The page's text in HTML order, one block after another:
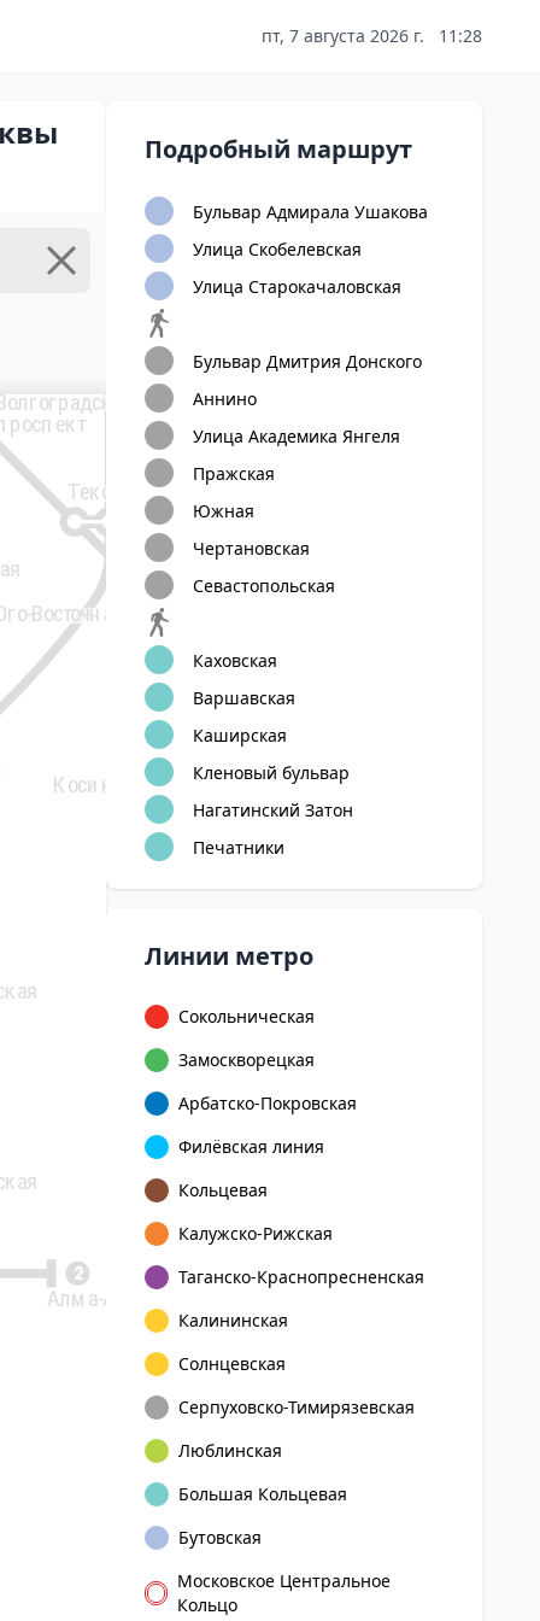
пт, 7 августа 2026 г. 11:28
2
15
15
Новохохловская
Текстильщики
Кузьминки
Рязанский
проспект
Выхино
Лермонтовский
проспект
Жулебино
Алма-Атинская
Дмитриевского
Лухмановская
Некрасовка
Косино
Волгоградский
Восточная
Окская
Стахановская
Подробный маршрут
Бульвар Адмирала Ушакова
Улица Скобелевская
Улица Старокачаловская
Бульвар Дмитрия Донского
Аннино
Улица Академика Янгеля
Пражская
Южная
Чертановская
Севастопольская
Каховская
Варшавская
Каширская
Кленовый бульвар
Нагатинский Затон
Печатники
Линии метро
Сокольническая
Замоскворецкая
Арбатско-Покровская
Филёвская линия
Кольцевая
Калужско-Рижская
Таганско-Краснопресненская
Калининская
Солнцевская
Серпуховско-Тимирязевская
Люблинская
Большая Кольцевая
Бутовская
Московское Центральное
Кольцо